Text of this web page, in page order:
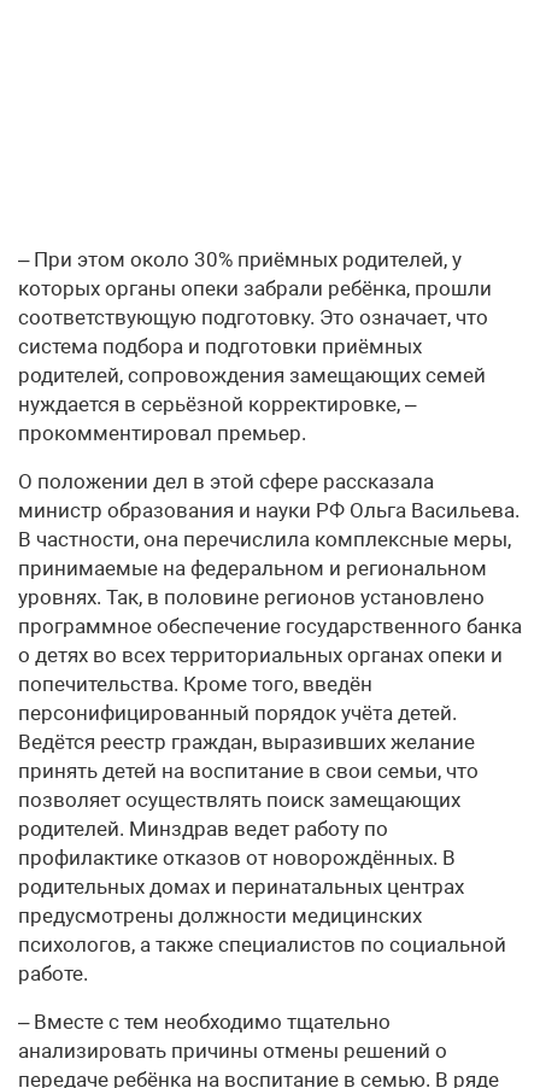
– При этом около 30% приёмных родителей, у
которых органы опеки забрали ребёнка, прошли
соответствующую подготовку. Это означает, что
система подбора и подготовки приёмных
родителей, сопровождения замещающих семей
нуждается в серьёзной корректировке, –
прокомментировал премьер.
О положении дел в этой сфере рассказала
министр образования и науки РФ Ольга Васильева.
В частности, она перечислила комплексные меры,
принимаемые на федеральном и региональном
уровнях. Так, в половине регионов установлено
программное обеспечение государственного банка
о детях во всех территориальных органах опеки и
попечительства. Кроме того, введён
персонифицированный порядок учёта детей.
Ведётся реестр граждан, выразивших желание
принять детей на воспитание в свои семьи, что
позволяет осуществлять поиск замещающих
родителей. Минздрав ведет работу по
профилактике отказов от новорождённых. В
родительных домах и перинатальных центрах
предусмотрены должности медицинских
психологов, а также специалистов по социальной
работе.
– Вместе с тем необходимо тщательно
анализировать причины отмены решений о
передаче ребёнка на воспитание в семью. В ряде